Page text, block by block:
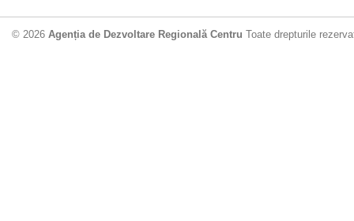
© 2026 Agenția de Dezvoltare Regională Centru Toate drepturile